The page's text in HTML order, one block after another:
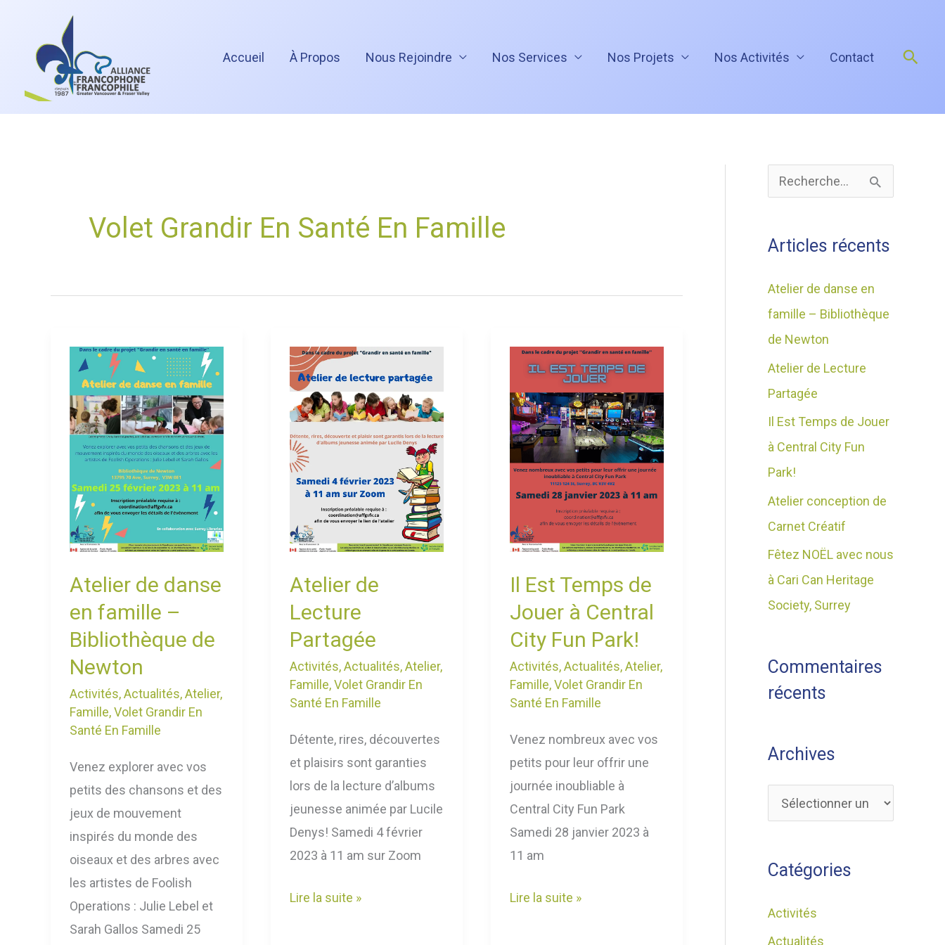
contenu
Accueil À Propos Nous Rejoindre Nos Services Nos Projets Nos Activités Contact
Volet Grandir En Santé En Famille
Atelier de danse
en famille –
Bibliothèque de
Newton
Activités,Actualités,Atelier,
Famille,Volet Grandir En
Santé En Famille
Venez explorer avec vos
petits des chansons et des
jeux de mouvement
inspirés du monde des
oiseaux et des arbres avec
les artistes de Foolish
Operations : Julie Lebel et
Sarah Gallos Samedi 25
Atelier
de
danse
en
famille
Bibliothèque
de
Newton
Atelier de
Lecture
Partagée
Activités,Actualités,Atelier,
Famille,Volet Grandir En
Santé En Famille
Détente, rires, découvertes
et plaisirs sont garanties
lors de la lecture d’albums
jeunesse animée par Lucile
Denys! Samedi 4 février
2023 à 11 am sur Zoom
Atelier
de
Lecture
Lire la suite »
Il Est Temps de
Jouer à Central
City Fun Park!
Activités,Actualités,Atelier,
Famille,Volet Grandir En
Santé En Famille
Venez nombreux avec vos
petits pour leur offrir une
journée inoubliable à
Central City Fun Park
Samedi 28 janvier 2023 à
11 am
Temps
de
Jouer
à
Central
Fun
Lire la suite »
c
e
r
c
h
e
Articles récents
Atelier de danse en
famille – Bibliothèque
de Newton
Atelier de Lecture
Partagée
Il Est Temps de Jouer
à Central City Fun
Park!
Atelier conception de
Carnet Créatif
Fêtez NOËL avec nous
à Cari Can Heritage
Society, Surrey
Commentaires
récents
Archives
r
h
Catégories
Activités
Actualités